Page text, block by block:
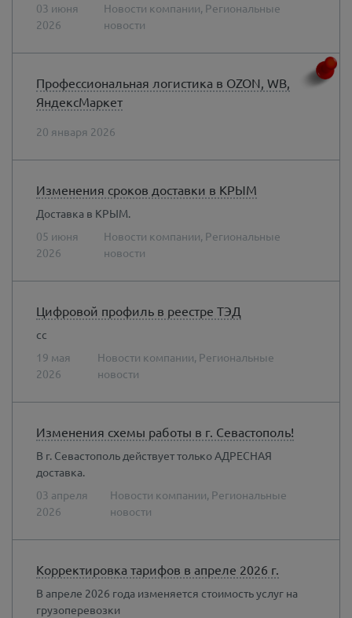
03 июня
2026
Новости компании, Региональные
новости
Профессиональная логистика в OZON, WB,
ЯндексМаркет
20 января 2026
Изменения сроков доставки в КРЫМ
Доставка в КРЫМ.
05 июня
2026
Новости компании, Региональные
новости
Цифровой профиль в реестре ТЭД
сс
19 мая
2026
Новости компании, Региональные
новости
Изменения схемы работы в г. Севастополь!
В г. Севастополь действует только АДРЕСНАЯ
доставка.
03 апреля
2026
Новости компании, Региональные
новости
Корректировка тарифов в апреле 2026 г.
В апреле 2026 года изменяется стоимость услуг на
грузоперевозки